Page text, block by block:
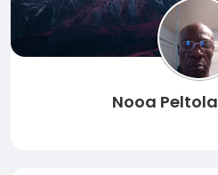
Nooa Peltola